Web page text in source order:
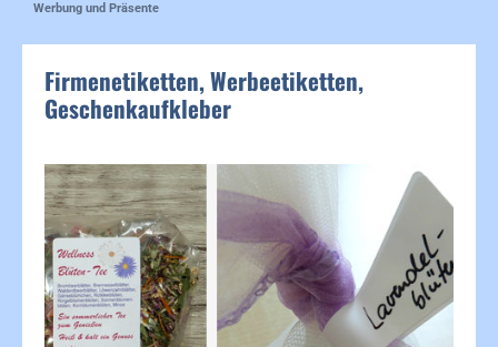
Werbung und Präsente
Firmenetiketten, Werbeetiketten,
Geschenkaufkleber